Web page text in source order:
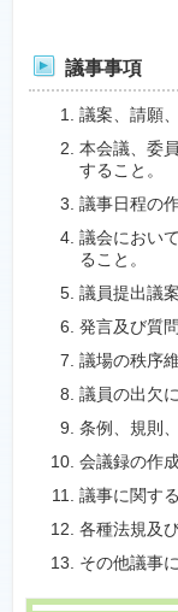
議事事項
議案、請願
本会議、委
すること。
議事日程の
議会におい
ること。
議員提出議
発言及び質
議場の秩序
議員の出欠
条例、規則
会議録の作
議事に関す
各種法規及
その他議事